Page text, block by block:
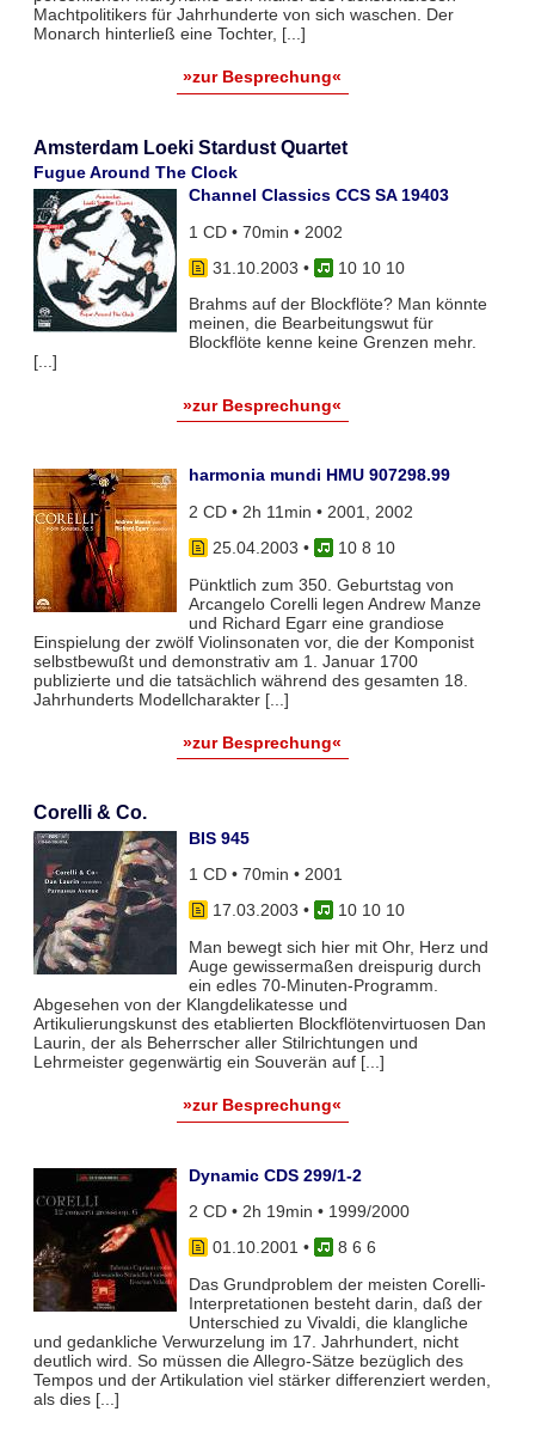
Machtpolitikers für Jahrhunderte von sich waschen. Der
Monarch hinterließ eine Tochter, [...]
»zur Besprechung«
Amsterdam Loeki Stardust Quartet
Fugue Around The Clock
Channel Classics CCS SA 19403
1 CD • 70min • 2002
31.10.2003 •
10 10 10
Brahms auf der Blockflöte? Man könnte
meinen, die Bearbeitungswut für
Blockflöte kenne keine Grenzen mehr.
[...]
»zur Besprechung«
harmonia mundi HMU 907298.99
2 CD • 2h 11min • 2001, 2002
25.04.2003 •
10 8 10
Pünktlich zum 350. Geburtstag von
Arcangelo Corelli legen Andrew Manze
und Richard Egarr eine grandiose
Einspielung der zwölf Violinsonaten vor, die der Komponist
selbstbewußt und demonstrativ am 1. Januar 1700
publizierte und die tatsächlich während des gesamten 18.
Jahrhunderts Modellcharakter [...]
»zur Besprechung«
Corelli & Co.
BIS 945
1 CD • 70min • 2001
17.03.2003 •
10 10 10
Man bewegt sich hier mit Ohr, Herz und
Auge gewissermaßen dreispurig durch
ein edles 70-Minuten-Programm.
Abgesehen von der Klangdelikatesse und
Artikulierungskunst des etablierten Blockflötenvirtuosen Dan
Laurin, der als Beherrscher aller Stilrichtungen und
Lehrmeister gegenwärtig ein Souverän auf [...]
»zur Besprechung«
Dynamic CDS 299/1-2
2 CD • 2h 19min • 1999/2000
01.10.2001 •
8 6 6
Das Grundproblem der meisten Corelli-
Interpretationen besteht darin, daß der
Unterschied zu Vivaldi, die klangliche
und gedankliche Verwurzelung im 17. Jahrhundert, nicht
deutlich wird. So müssen die Allegro-Sätze bezüglich des
Tempos und der Artikulation viel stärker differenziert werden,
als dies [...]